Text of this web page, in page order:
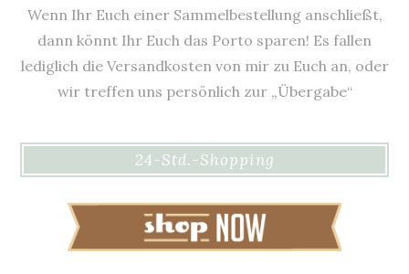
Wenn Ihr Euch einer Sammelbestellung anschließt,
dann könnt Ihr Euch das Porto sparen! Es fallen
lediglich die Versandkosten von mir zu Euch an, oder
wir treffen uns persönlich zur „Übergabe“
24-Std.-Shopping